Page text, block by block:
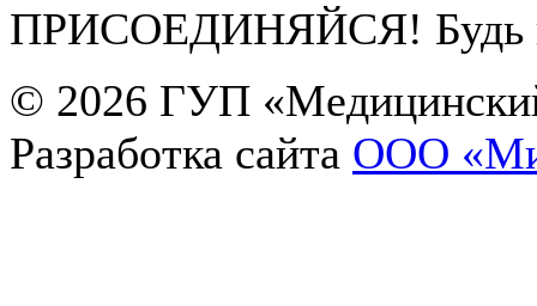
ПРИСОЕДИНЯЙСЯ! Будь в
© 2026 ГУП
Разработка сайта OOO